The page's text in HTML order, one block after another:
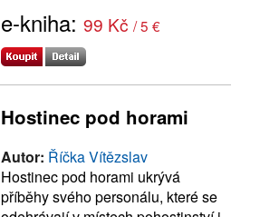
e-kniha: 99 Kč / 5 €
Hostinec pod horami
Autor: Říčka Vítězslav
Hostinec pod horami ukrývá
příběhy svého personálu, které se